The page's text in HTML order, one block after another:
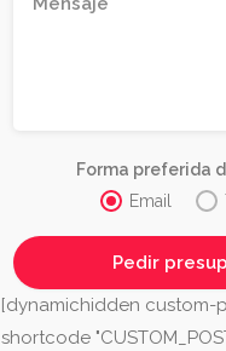
Crivimasur
Forma preferida
Email
[dynamichidden custom-
shortcode